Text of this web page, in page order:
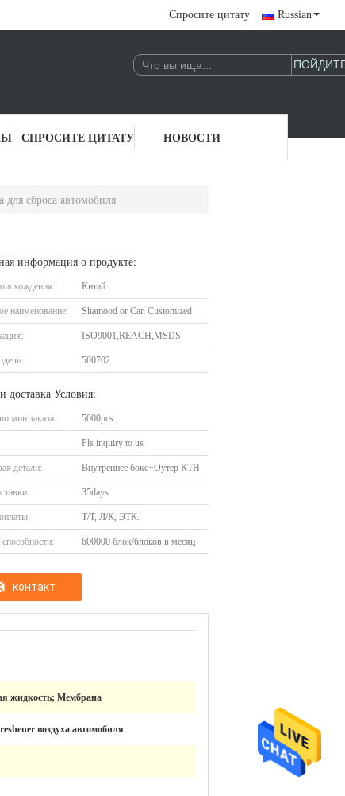
Спросите цитату Russian
СПРОСИТЕ ЦИТАТУ НОВОСТИ
сброса автомобиля
информация о продукте:
Китай
наименование: Shamood or Can Customized
ISO9001,REACH,MSDS
500702
доставка Условия:
мин заказа: 5000pcs
Pls inquiry to us
детали: Внутреннее бокс+Оутер КТН
35days
Т/Т, Л/К, ЭТК.
600000 блок/блоков в месяц
контакт
жидкость; Мембрана
воздуха автомобиля